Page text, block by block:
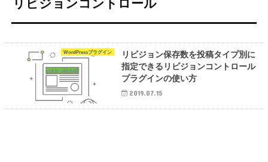
リビジョンコントロール
WordPressプラグイン
リビジョン保存数を投稿タイプ別に
指定できるリビジョンコントロール
プラグインの使い方
2019.07.15